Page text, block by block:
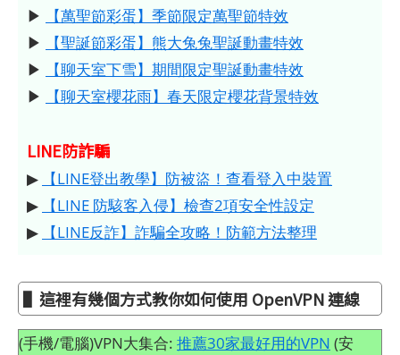
▶
【萬聖節彩蛋】季節限定萬聖節特效
▶
【聖誕節彩蛋】熊大兔兔聖誕動畫特效
▶
【聊天室下雪】期間限定聖誕動畫特效
▶
【聊天室櫻花雨】春天限定櫻花背景特效
LINE防詐騙
▶
【LINE登出教學】防被盜！查看登入中裝置
▶
【LINE 防駭客入侵】檢查2項安全性設定
▶
【LINE反詐】詐騙全攻略！防範方法整理
▌這裡有幾個方式教你如何使用 OpenVPN 連線
(手機/電腦)VPN大集合: 推薦30家最好用的VPN (安